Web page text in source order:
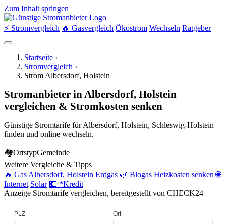
Zum Inhalt springen
⚡ Stromvergleich 🔥 Gasvergleich Ökostrom Wechseln Ratgeber
Startseite ›
Stromvergleich ›
Strom Albersdorf, Holstein
Stromanbieter in Albersdorf, Holstein
vergleichen & Stromkosten senken
Günstige Stromtarife für Albersdorf, Holstein, Schleswig-Holstein
finden und online wechseln.
🏘OrtstypGemeinde
Weitere Vergleiche & Tipps
🔥 Gas Albersdorf, Holstein Erdgas 🌿 Biogas Heizkosten senken 🌐
Internet Solar 💶 *Kredit
Anzeige Stromtarife vergleichen, bereitgestellt von CHECK24